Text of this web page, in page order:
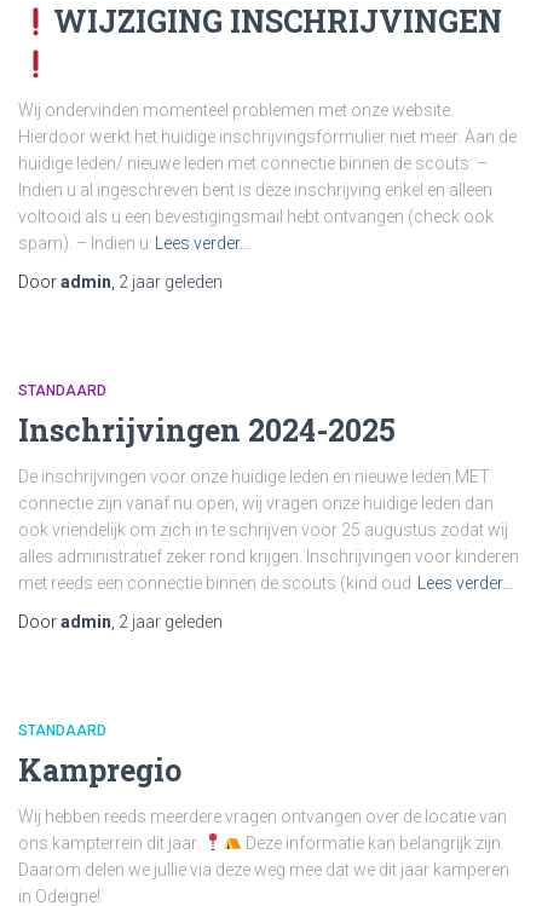
WIJZIGING INSCHRIJVINGEN
Wij ondervinden momenteel problemen met onze website.
Hierdoor werkt het huidige inschrijvingsformulier niet meer. Aan de
huidige leden/ nieuwe leden met connectie binnen de scouts: –
Indien u al ingeschreven bent is deze inschrijving enkel en alleen
voltooid als u een bevestigingsmail hebt ontvangen (check ook
spam). – Indien u
Lees verder…
Dooradmin 2 jaar geleden
STANDAARD
Inschrijvingen 2024-2025
De inschrijvingen voor onze huidige leden en nieuwe leden MET
connectie zijn vanaf nu open, wij vragen onze huidige leden dan
ook vriendelijk om zich in te schrijven voor 25 augustus zodat wij
alles administratief zeker rond krijgen. Inschrijvingen voor kinderen
met reeds een connectie binnen de scouts (kind oud
Lees verder…
Dooradmin 2 jaar geleden
STANDAARD
Kampregio
Wij hebben reeds meerdere vragen ontvangen over de locatie van
ons kampterrein dit jaar.
Deze informatie kan belangrijk zijn.
Daarom delen we jullie via deze weg mee dat we dit jaar kamperen
in Odeigne!